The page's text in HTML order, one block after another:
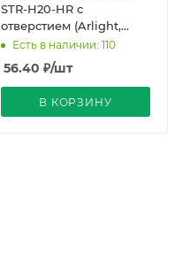
STR-H20-HR с
отверстием (Arlight,
Пластик)
Есть в наличии: 110
56.40 ₽/шт
В КОРЗИНУ